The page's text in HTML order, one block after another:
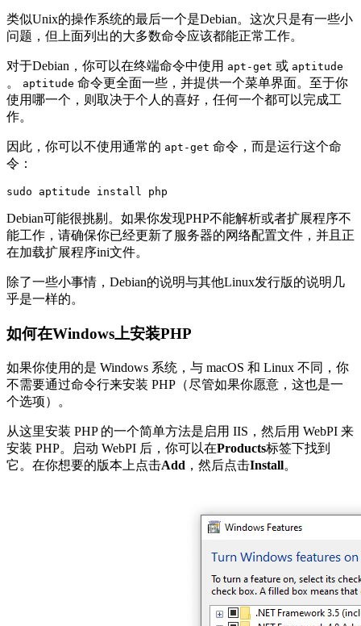
类似Unix的操作系统的最后一个是Debian。这次只是有一些小
问题，但上面列出的大多数命令应该都能正常工作。
对于Debian，你可以在终端命令中使用 apt-get 或 aptitude
。 aptitude 命令更全面一些，并提供一个菜单界面。至于你
使用哪一个，则取决于个人的喜好，任何一个都可以完成工
作。
因此，你可以不使用通常的 apt-get 命令，而是运行这个命
令：
sudo aptitude install php
Debian可能很挑剔。如果你发现PHP不能解析或者扩展程序不
能工作，请确保你已经更新了服务器的网络配置文件，并且正
在加载扩展程序ini文件。
除了一些小事情，Debian的说明与其他Linux发行版的说明几
乎是一样的。
如何在Windows上安装PHP
如果你使用的是 Windows 系统，与 macOS 和 Linux 不同，你
不需要通过命令行来安装 PHP（尽管如果你愿意，这也是一
个选项）。
从这里安装 PHP 的一个简单方法是启用 IIS，然后用 WebPI 来
安装 PHP。启动 WebPI 后，你可以在Products标签下找到
它。在你想要的版本上点击Add ，然后点击Install。